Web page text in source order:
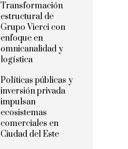
Transformación
estructural de
Grupo Vierci con
enfoque en
omnicanalidad y
logística
Políticas públicas y
inversión privada
impulsan
ecosistemas
comerciales en
Ciudad del Este